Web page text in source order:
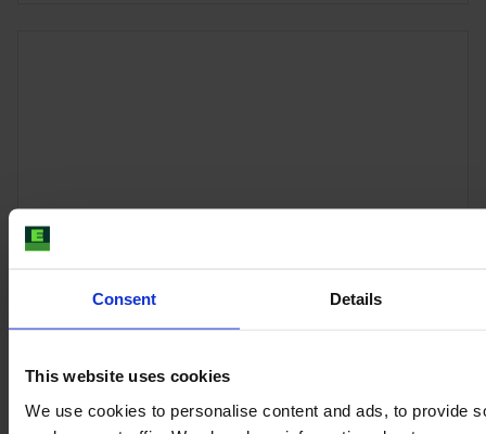
Consent Details
This website uses cookies
We use cookies to personalise content and ads, to provide
Rok
2022
Konie mechaniczne
201 KM 950